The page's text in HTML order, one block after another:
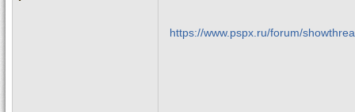
https://www.pspx.ru/forum/